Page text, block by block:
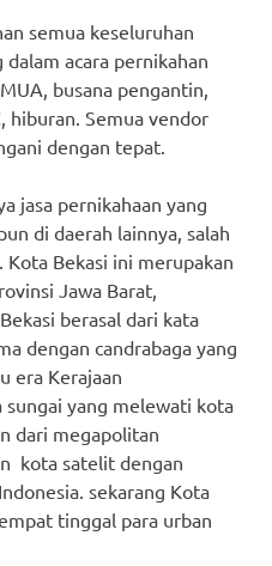
semua keseluruhan
acara pernikahan
busana pengantin,
hiburan. Semua vendor
dengan tepat.
jasa pernikahaan yang
di daerah lainnya, salah
Bekasi ini merupakan
Jawa Barat,
berasal dari kata
dengan candrabaga yang
era Kerajaan
sungai yang melewati kota
dari megapolitan
kota satelit dengan
sekarang Kota
tinggal para urban